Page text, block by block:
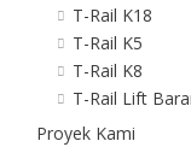
T-Rail K18
T-Rail K5
T-Rail K8
T-Rail Lift
Proyek Kami